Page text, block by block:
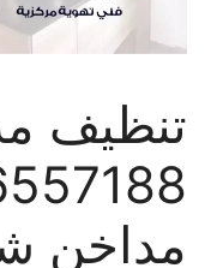
تنظيف
مداخن